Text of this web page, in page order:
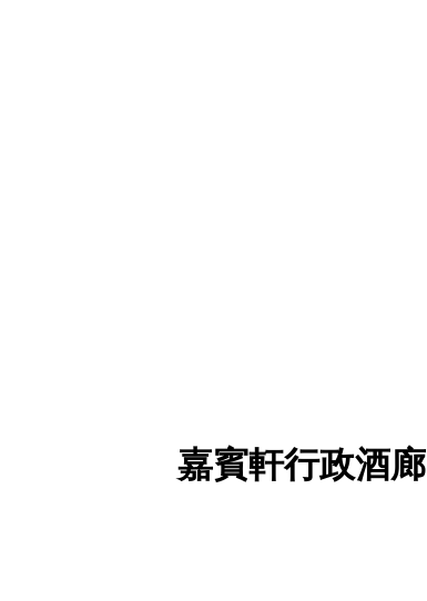
嘉賓軒行政酒廊